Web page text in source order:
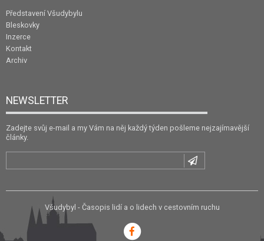
Představení Všudybylu
Bleskovky
Inzerce
Kontakt
Archiv
NEWSLETTER
Zadejte svůj e-mail a my Vám na něj každý týden pošleme nejzajímavější
články.
Všudybyl - Časopis lidí a o lidech v cestovním ruchu